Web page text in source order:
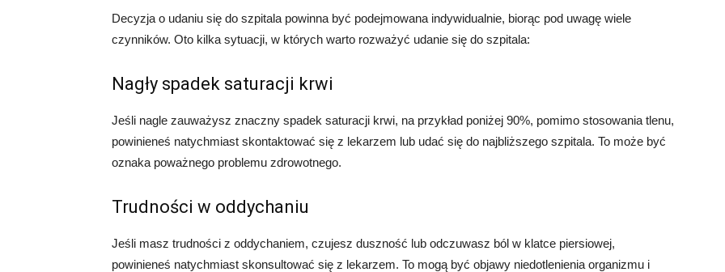
Decyzja o udaniu się do szpitala powinna być podejmowana indywidualnie, biorąc pod uwagę wiele
czynników. Oto kilka sytuacji, w których warto rozważyć udanie się do szpitala:
Nagły spadek saturacji krwi
Jeśli nagle zauważysz znaczny spadek saturacji krwi, na przykład poniżej 90%, pomimo stosowania tlenu,
powinieneś natychmiast skontaktować się z lekarzem lub udać się do najbliższego szpitala. To może być
oznaka poważnego problemu zdrowotnego.
Trudności w oddychaniu
Jeśli masz trudności z oddychaniem, czujesz duszność lub odczuwasz ból w klatce piersiowej,
powinieneś natychmiast skonsultować się z lekarzem. To mogą być objawy niedotlenienia organizmu i